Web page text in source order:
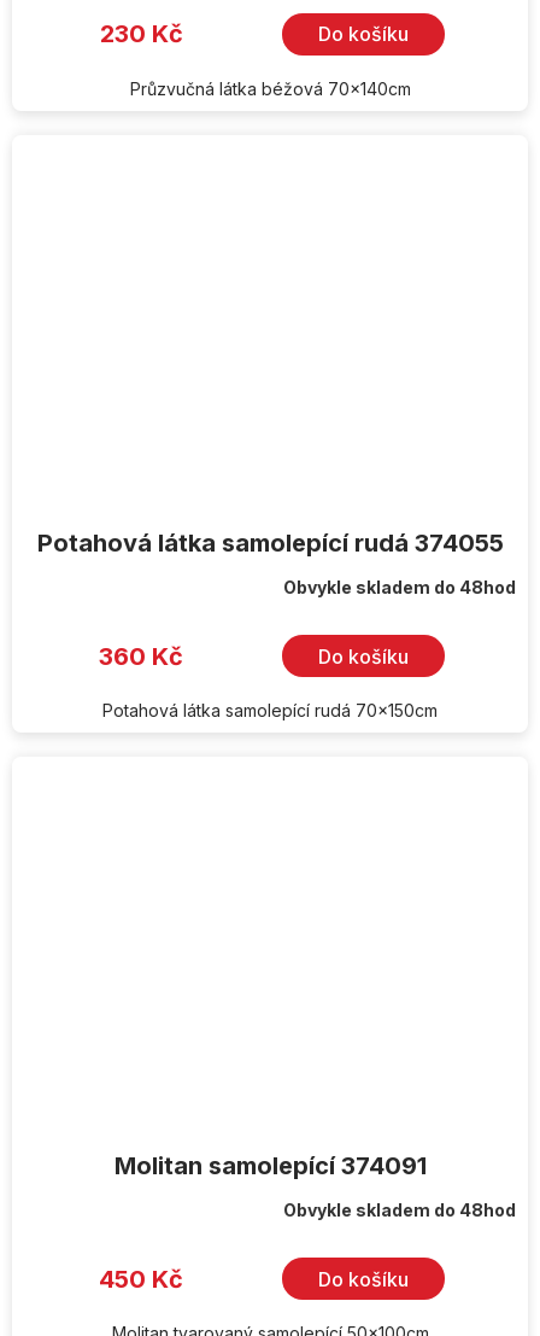
230 Kč Do košíku
Průzvučná látka béžová 70x140cm
Potahová látka samolepící rudá 374055
Obvykle skladem do 48hod
360 Kč Do košíku
Potahová látka samolepící rudá 70x150cm
Molitan samolepící 374091
Obvykle skladem do 48hod
450 Kč Do košíku